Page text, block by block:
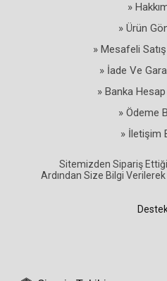
»
» Ürün
» Mesafeli
» İade Ve
» Banka
» Ödeme
» İletişim
Sitemizden Sipariş
Ardından Size Bilgi